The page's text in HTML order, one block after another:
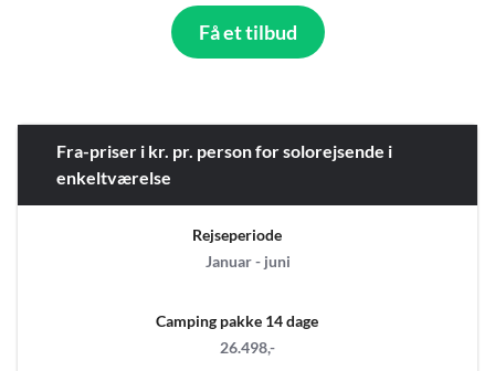
Få et tilbud
Fra-priser i kr. pr. person for solorejsende i
enkeltværelse
Rejseperiode
Januar - juni
Camping pakke 14 dage
26.498,-